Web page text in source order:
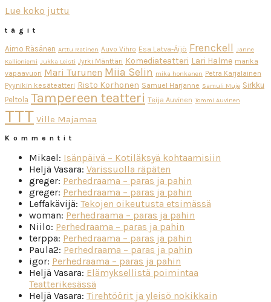
Lue koko juttu
tägit
Aimo Räsänen Arttu Ratinen Auvo Vihro Esa Latva-Äijö Frenckell Janne
Kallioniemi Jukka Leisti Jyrki Mänttäri Komediateatteri Lari Halme marika
vapaavuori Mari Turunen Miia Selin mika honkanen Petra Karjalainen
Pyynikin kesäteatteri Risto Korhonen Samuel Harjanne Samuli Muje Sirkku
Peltola Tampereen teatteri Teija Auvinen Tommi Auvinen
TTT Ville Majamaa
Kommentit
Mikael: Isänpäivä – Kotiläksyä kohtaamisiin
Heljä Vasara: Varissuolla räpäten
greger: Perhedraama – paras ja pahin
greger: Perhedraama – paras ja pahin
Leffakävijä: Tekojen oikeutusta etsimässä
woman: Perhedraama – paras ja pahin
Niilo: Perhedraama – paras ja pahin
terppa: Perhedraama – paras ja pahin
Paula2: Perhedraama – paras ja pahin
igor: Perhedraama – paras ja pahin
Heljä Vasara: Elämyksellistä poimintaa
Teatterikesässä
Heljä Vasara: Tirehtöörit ja yleisö nokikkain